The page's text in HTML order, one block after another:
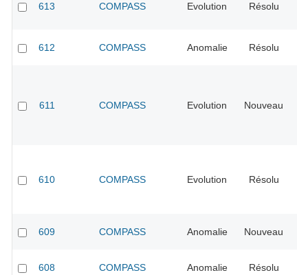
613 COMPASS Evolution Résolu
612 COMPASS Anomalie Résolu
611 COMPASS Evolution Nouveau
610 COMPASS Evolution Résolu
609 COMPASS Anomalie Nouveau
608 COMPASS Anomalie Résolu